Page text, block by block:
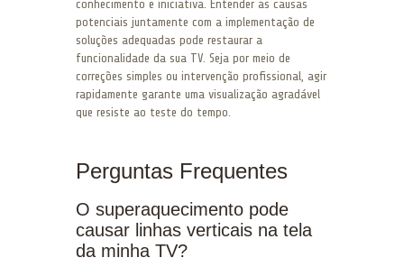
conhecimento e iniciativa. Entender as causas
potenciais juntamente com a implementação de
soluções adequadas pode restaurar a
funcionalidade da sua TV. Seja por meio de
correções simples ou intervenção profissional, agir
rapidamente garante uma visualização agradável
que resiste ao teste do tempo.
Perguntas Frequentes
O superaquecimento pode
causar linhas verticais na tela
da minha TV?